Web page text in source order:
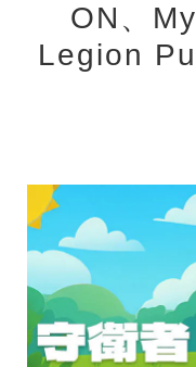
ON、
Legion